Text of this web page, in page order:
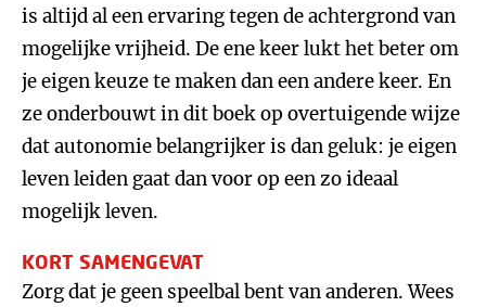
is altijd al een ervaring tegen de achtergrond van
mogelijke vrijheid. De ene keer lukt het beter om
je eigen keuze te maken dan een andere keer. En
ze onderbouwt in dit boek op overtuigende wijze
dat autonomie belangrijker is dan geluk: je eigen
leven leiden gaat dan voor op een zo ideaal
mogelijk leven.
KORT SAMENGEVAT
Zorg dat je geen speelbal bent van anderen. Wees